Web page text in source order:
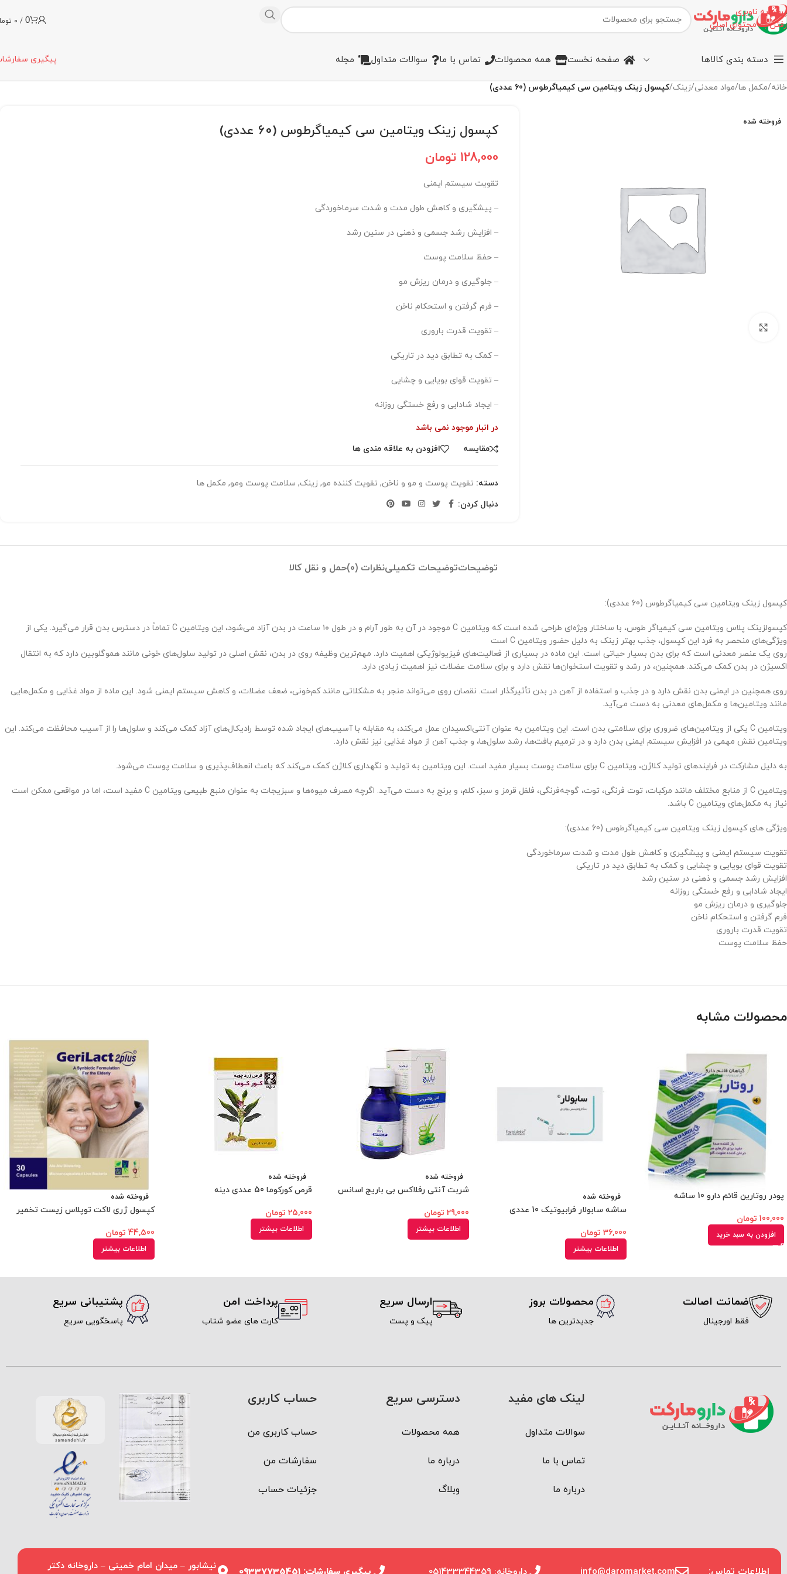
پرش به ناوبری
رفتن به محتوای اصلی
0
/
0
دسته بندی کالاها صفحه نخست همه محصولات تماس با ما سوالات متداول مجله پیگیری
خانه/مکمل ها/مواد معدنی/زینک/کپسول زینک ویتامین سی کیمیاگرطوس (60 عددی)
فروخته شده
کپسول زینک ویتامین سی کیمیاگرطوس (60 عددی)
128,000 تومان
تقویت سیستم ایمنی
– پیشگیری و کاهش طول مدت و شدت سرماخوردگی
– افزایش رشد جسمی و ذهنی در سنین رشد
– حفظ سلامت پوست
– جلوگیری و درمان ریزش مو
– فرم گرفتن و استحکام ناخن
– تقویت قدرت باروری
– کمک به تطابق دید در تاریکی
– تقویت قوای بویایی و چشایی
– ایجاد شادابی و رفع خستگی روزانه
در انبار موجود نمی باشد
مقایسه
افزودن به علاقه مندی ها
دسته: تقویت پوست و مو و ناخن, تقویت کننده مو, زینک, سلامت پوست ومو, مکمل ها
دنبال کردن:
توضیحاتتوضیحات تکمیلینظرات (0) حمل و نقل کالا
کپسول زینک ویتامین سی کیمیاگرطوس (60 عددی):
کپسولزینک پلاس ویتامین سی کیمیاگر طوس، با ساختار ویژه‌ای طراحی شده است که ویتامین C موجود در آن به طور آرام و در طول ۱۰ ساعت در بدن آزاد می‌شود، این ویتامین C تماماً در دسترس بدن قرار می‌گیرد. یکی از
ویژگی‌های منحصر به فرد این کپسول، جذب بهتر زینک به دلیل حضور ویتامین C است
روی یک عنصر معدنی است که برای بدن بسیار حیاتی است. این ماده در بسیاری از فعالیت‌های فیزیولوژیکی اهمیت دارد. مهم‌ترین وظیفه روی در بدن، نقش اصلی در تولید سلول‌های خونی مانند هموگلوبین دارد که به انتقال
اکسیژن در بدن کمک می‌کند. همچنین، در رشد و تقویت استخوان‌ها نقش دارد و برای سلامت عضلات نیز اهمیت زیادی دارد.
روی همچنین در ایمنی بدن نقش دارد و در جذب و استفاده از آهن در بدن تأثیرگذار است. نقصان روی می‌تواند منجر به مشکلاتی مانند کم‌خونی، ضعف عضلات، و کاهش سیستم ایمنی شود. این ماده از مواد غذایی و مکمل‌هایی
مانند ویتامین‌ها و مکمل‌های معدنی به دست می‌آید.
ویتامین C یکی از ویتامین‌های ضروری برای سلامتی بدن است. این ویتامین به عنوان آنتی‌اکسیدان عمل می‌کند، به مقابله با آسیب‌های ایجاد شده توسط رادیکال‌های آزاد کمک می‌کند و سلول‌ها را از آسیب محافظت می‌کند. این
ویتامین نقش مهمی در افزایش سیستم ایمنی بدن دارد و در ترمیم بافت‌ها، رشد سلول‌ها، و جذب آهن از مواد غذایی نیز نقش دارد.
به دلیل مشارکت در فرایندهای تولید کلاژن، ویتامین C برای سلامت پوست بسیار مفید است. این ویتامین به تولید و نگهداری کلاژن کمک می‌کند که باعث انعطاف‌پذیری و سلامت پوست می‌شود.
ویتامین C از منابع مختلف مانند مرکبات، توت فرنگی، توت، گوجه‌فرنگی، فلفل قرمز و سبز، کلم، و برنج به دست می‌آید. اگرچه مصرف میوه‌ها و سبزیجات به عنوان منبع طبیعی ویتامین C مفید است، اما در مواقعی ممکن است
نیاز به مکمل‌های ویتامین C باشد.
ویژگی های کپسول زینک ویتامین سی کیمیاگرطوس (60 عددی):
تقویت سیستم ایمنی و پیشگیری و کاهش طول مدت و شدت سرماخوردگی
تقویت قوای بویایی و چشایی و کمک به تطابق دید در تاریکی
افزایش رشد جسمی و ذهنی در سنین رشد
ایجاد شادابی و رفع خستگی روزانه
جلوگیری و درمان ریزش مو
فرم گرفتن و استحکام ناخن
تقویت قدرت باروری
حفظ سلامت پوست
محصولات مشابه
پودر روتارین قائم دارو 10 ساشه
100,000 تومان
افزودن به سبد خرید
فروخته شده
ساشه سابولار فرابیوتیک 10 عددی
36,000 تومان
اطلاعات بیشتر
فروخته شده
شربت آنتی رفلاکس بی باریج اسانس
29,000 تومان
اطلاعات بیشتر
فروخته شده
قرص کورکوما 50 عددی دینه
25,000 تومان
اطلاعات بیشتر
فروخته شده
کپسول ژری لاکت توپلاس زیست تخمیر
44,500 تومان
اطلاعات بیشتر
ضمانت اصالت
فقط اورجینال
محصولات بروز
جدیدترین ها
ارسال سریع
پیک و پست
پرداخت امن
کارت های عضو شتاب
پشتیبانی سریع
پاسخگویی سریع
لینک های مفید
سوالات متداول
تماس با ما
درباره ما
دسترسی سریع
همه محصولات
درباره ما
وبلاگ
حساب کاربری
حساب کاربری من
سفارشات من
جزئیات حساب
نیشابور – میدان امام خمینی – داروخانه دکتر